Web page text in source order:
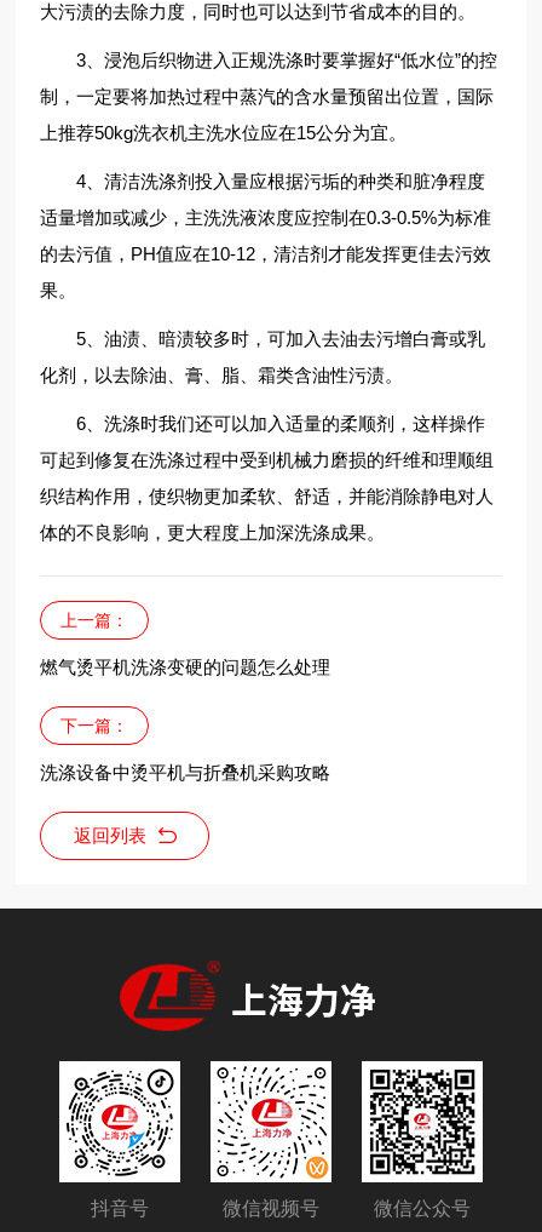
大污渍的去除力度，同时也可以达到节省成本的目的。
3、浸泡后织物进入正规洗涤时要掌握好“低水位”的控
制，一定要将加热过程中蒸汽的含水量预留出位置，国际
上推荐50kg洗衣机主洗水位应在15公分为宜。
4、清洁洗涤剂投入量应根据污垢的种类和脏净程度
适量增加或减少，主洗洗液浓度应控制在0.3-0.5%为标准
的去污值，PH值应在10-12，清洁剂才能发挥更佳去污效
果。
5、油渍、暗渍较多时，可加入去油去污增白膏或乳
化剂，以去除油、膏、脂、霜类含油性污渍。
6、洗涤时我们还可以加入适量的柔顺剂，这样操作
可起到修复在洗涤过程中受到机械力磨损的纤维和理顺组
织结构作用，使织物更加柔软、舒适，并能消除静电对人
体的不良影响，更大程度上加深洗涤成果。
上一篇：
燃气烫平机洗涤变硬的问题怎么处理
下一篇：
洗涤设备中烫平机与折叠机采购攻略
返回列表
抖音号 微信视频号 微信公众号